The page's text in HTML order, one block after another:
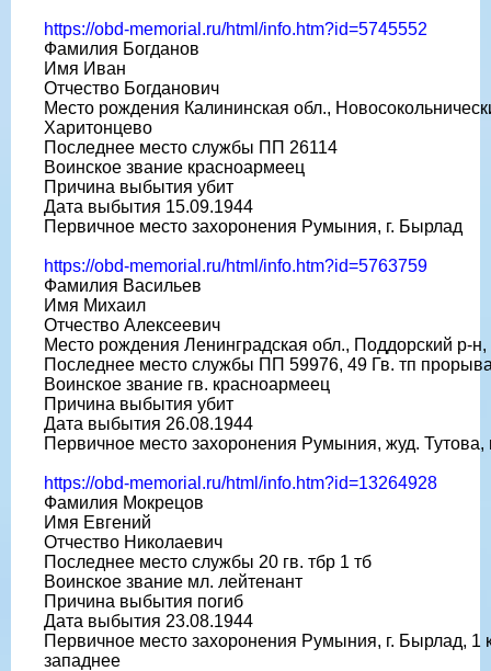
https://obd-memorial.ru/html/info.htm?id=5745552
Фамилия Богданов
Имя Иван
Отчество Богданович
Место рождения Калининская обл.,
Харитонцево
Последнее место службы ПП 26114
Воинское звание красноармеец
Причина выбытия убит
Дата выбытия 15.09.1944
Первичное место захоронения Румыния, г. Бырлад
https://obd-memorial.ru/html/info.htm?id=5763759
Фамилия Васильев
Имя Михаил
Отчество Алексеевич
Место рождения Ленинградская обл., Поддорский р-н,
Последнее место службы ПП 59976, 49 Гв. тп
Воинское звание гв. красноармеец
Причина выбытия убит
Дата выбытия 26.08.1944
Первичное место захоронения Румыния, жуд. Тутова,
https://obd-memorial.ru/html/info.htm?id=13264928
Фамилия Мокрецов
Имя Евгений
Отчество Николаевич
Последнее место службы 20 гв. тбр 1 тб
Воинское звание мл. лейтенант
Причина выбытия погиб
Дата выбытия 23.08.1944
Первичное место захоронения Румыния, г. Бырлад, 1
западнее